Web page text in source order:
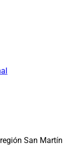
San Martín